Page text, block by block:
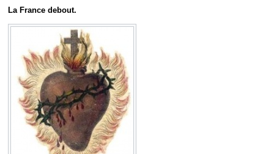
Aller
Aller
La France debout.